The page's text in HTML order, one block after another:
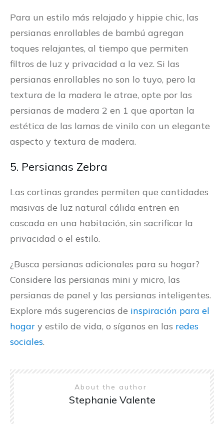
Para un estilo más relajado y hippie chic, las
persianas enrollables de bambú agregan
toques relajantes, al tiempo que permiten
filtros de luz y privacidad a la vez. Si las
persianas enrollables no son lo tuyo, pero la
textura de la madera le atrae, opte por las
persianas de madera 2 en 1 que aportan la
estética de las lamas de vinilo con un elegante
aspecto y textura de madera.
5. Persianas Zebra
Las cortinas grandes permiten que cantidades
masivas de luz natural cálida entren en
cascada en una habitación, sin sacrificar la
privacidad o el estilo.
¿Busca persianas adicionales para su hogar?
Considere las persianas mini y micro, las
persianas de panel y las persianas inteligentes.
Explore más sugerencias de inspiración para el
hogar y estilo de vida, o síganos en las redes
sociales.
About the author
Stephanie Valente